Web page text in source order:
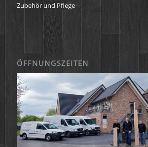
Zubehör und Pflege
ÖFFNUNGSZEITEN